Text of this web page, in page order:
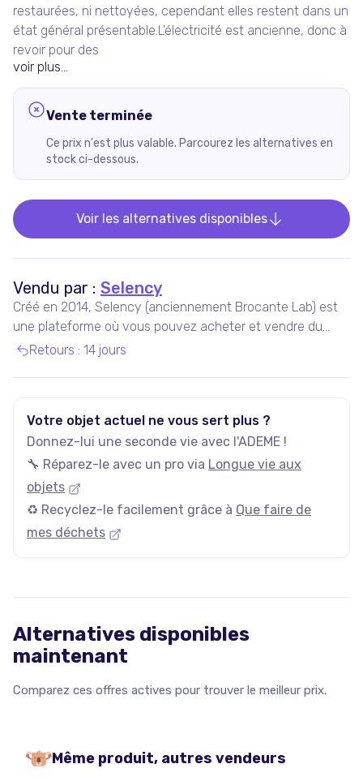
restaurées, ni nettoyées, cependant elles restent dans un
état général présentable.L'électricité est ancienne, donc à
revoir pour des
voir plus...
Vente terminée
Ce prix n'est plus valable. Parcourez les alternatives en
stock ci-dessous.
Voir les alternatives disponibles
Vendu par : Selency
Créé en 2014, Selency (anciennement Brocante Lab) est
une plateforme où vous pouvez acheter et vendre du
mobilier et des décorations uniques de seconde main,
Retours : 14 jours
Votre objet actuel ne vous sert plus ?
Donnez-lui une seconde vie avec l'ADEME !
🔧 Réparez-le avec un pro via Longue vie aux
objets
♻️ Recyclez-le facilement grâce à Que faire de
mes déchets
Alternatives disponibles
maintenant
Comparez ces offres actives pour trouver le meilleur prix.
Même produit, autres vendeurs